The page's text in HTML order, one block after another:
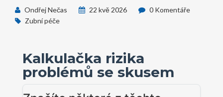
Ondřej Nečas 22 kvě 2026
0 Komentáře
Zubní péče
Kalkulačka rizika
problémů se skusem